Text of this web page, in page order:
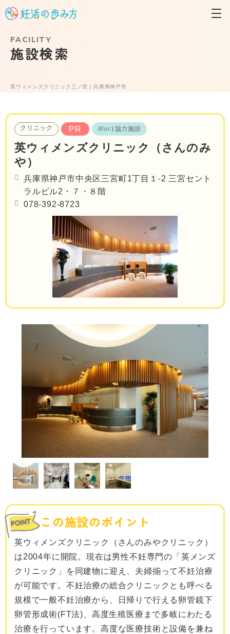
英ウィメンズクリニック三ノ宮｜兵庫県神戸市
FACILITY
施設検索
クリニック PR 4for1協力施設
英ウィメンズクリニック（さんのみ
や）
兵庫県神戸市中央区三宮町1丁目１-2 三宮セント
ラルビル2・７・８階
078-392-8723
この施設のポイント
英ウィメンズクリニック（さんのみやクリニック）
は2004年に開院。現在は男性不妊専門の「英メンズ
クリニック」を同建物に迎え、夫婦揃って不妊治療
が可能です。不妊治療の総合クリニックとも呼べる
規模で一般不妊治療から、日帰りで行える卵管鏡下
卵管形成術(FT法)、高度生殖医療まで多岐にわたる
治療を行っています。高度な医療技術と設備を兼ね